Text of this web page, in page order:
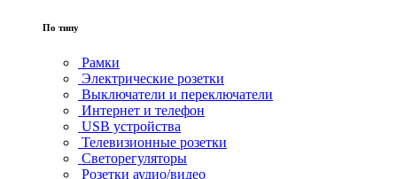
По типу
Рамки
Электрические розетки
Выключатели и переключатели
Интернет и телефон
USB устройства
Телевизионные розетки
Светорегуляторы
Розетки аудио/видео